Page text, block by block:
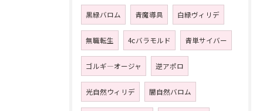
黒緑バロム 青魔導具 白緑ヴィリデ
無職転生 4ⅽバラモルド 青単サイバー
ゴルギ―オージャ 逆アポロ
光自然ウィリデ 闇自然バロム